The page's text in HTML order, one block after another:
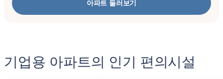
아파트 둘러보기
기업용 아파트의 인기 편의시설